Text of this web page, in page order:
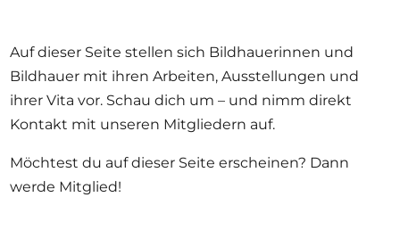
Unsere Events
Kunstkalender
Magazin
Auf dieser Seite stellen sich Bildhauerinnen und
Bildhauer mit ihren Arbeiten, Ausstellungen und
ihrer Vita vor. Schau dich um – und nimm direkt
Kontakt mit unseren Mitgliedern auf.
Möchtest du auf dieser Seite erscheinen? Dann
werde Mitglied!